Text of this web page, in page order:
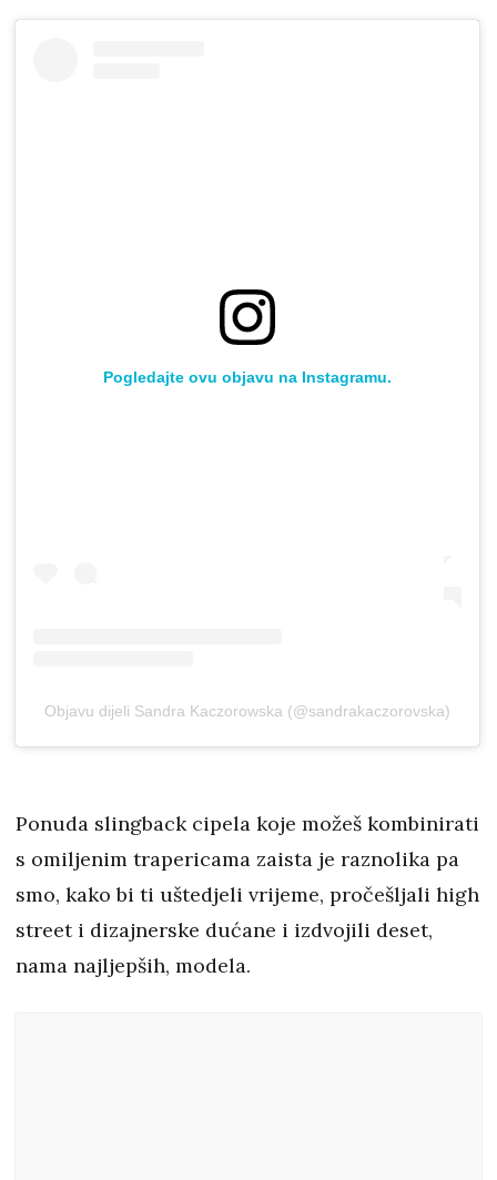
Pogledajte ovu objavu na Instagramu.
Objavu dijeli Sandra Kaczorowska (@sandrakaczorovska)
Ponuda slingback cipela koje možeš kombinirati
s omiljenim trapericama zaista je raznolika pa
smo, kako bi ti uštedjeli vrijeme, pročešljali high
street i dizajnerske dućane i izdvojili deset,
nama najljepših, modela.